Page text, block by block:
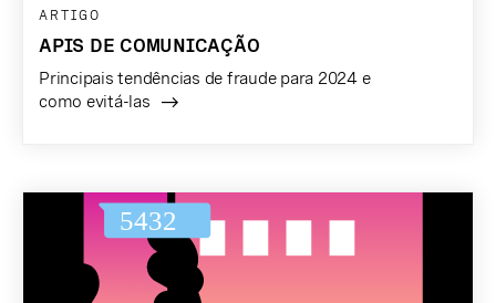
ARTIGO
APIS DE COMUNICAÇÃO
Principais tendências de fraude para 2024 e
como evitá-las